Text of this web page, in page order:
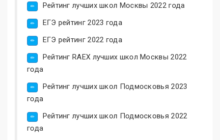
Рейтинг лучших школ Москвы 2022 года
ЕГЭ рейтинг 2023 года
ЕГЭ рейтинг 2022 года
Рейтинг RAEX лучших школ Москвы 2022
года
Рейтинг лучших школ Подмосковья 2023
года
Рейтинг лучших школ Подмосковья 2022
года